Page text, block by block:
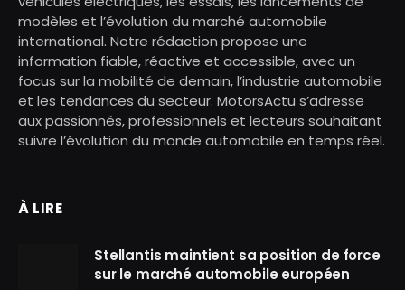
modèles et l’évolution du marché automobile
international. Notre rédaction propose une
information fiable, réactive et accessible, avec un
focus sur la mobilité de demain, l’industrie automobile
et les tendances du secteur. MotorsActu s’adresse
aux passionnés, professionnels et lecteurs souhaitant
suivre l’évolution du monde automobile en temps réel.
À LIRE
Stellantis maintient sa position de force
sur le marché automobile européen